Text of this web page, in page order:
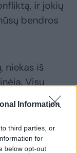
Information
third parties, or
for
below opt-out
ir jokių
bendros
niekas iš
Visų
interesas
jos
tai reiškia,
– kalbėjo